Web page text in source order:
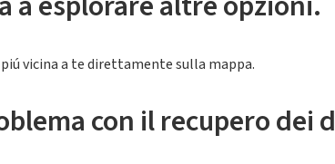
vicina a te direttamente sulla mappa.
con il recupero dei